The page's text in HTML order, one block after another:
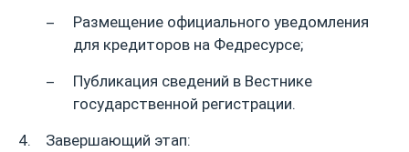
Размещение официального уведомления
для кредиторов на Федресурсе;
Публикация сведений в Вестнике
государственной регистрации.
Завершающий этап: